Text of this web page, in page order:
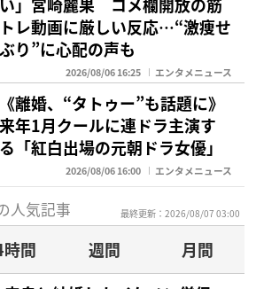
トレ動画に厳しい反応…“激痩せ
ぶり”に心配の声も
2026/08/06 16:25 エンタメニュース
《離婚、“タトゥー”も話題に》
来年1月クールに連ドラ主演す
る「紅白出場の元朝ドラ女優」
2026/08/06 16:00 エンタメニュース
人気記事 最終更新：2026/08/07 03:00
間 週間
月間